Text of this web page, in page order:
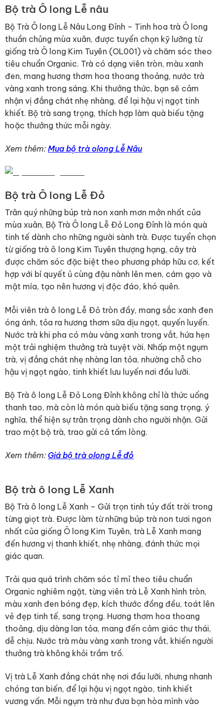
Bộ trà Ô long Lễ nâu
Bộ Trà Ô long Lễ Nâu Long Đỉnh – Tinh hoa trà Ô long
thuần chủng mùa xuân, được tuyển chọn kỹ lưỡng từ
giống trà Ô long Kim Tuyên (OL001) và chăm sóc theo
tiêu chuẩn Organic. Trà có dạng viên tròn, màu xanh
đen, mang hương thơm hoa thoang thoảng, nước trà
vàng xanh trong sáng. Khi thưởng thức, bạn sẽ cảm
nhận vị đắng chát nhẹ nhàng, để lại hậu vị ngọt tinh
khiết. Bộ trà sang trọng, thích hợp làm quà biếu tặng
hoặc thưởng thức mỗi ngày.
Xem thêm: Mua bộ trà olong Lễ Nâu
Bộ trà Ô long Lễ Đỏ
Trân quý những búp trà non xanh mơn mởn nhất của
mùa xuân, Bộ Trà Ô long Lễ Đỏ Long Đỉnh là món quà
tinh tế dành cho những người sành trà. Được tuyển chọn
từ giống trà ô long Kim Tuyên thượng hạng, cây trà
được chăm sóc đặc biệt theo phương pháp hữu cơ, kết
hợp với bí quyết ủ cùng đậu nành lên men, cám gạo và
mật mía, tạo nên hương vị độc đáo, khó quên.
Mỗi viên trà ô long Lễ Đỏ tròn đầy, mang sắc xanh đen
óng ánh, tỏa ra hương thơm sữa dịu ngọt, quyến luyến.
Nước trà khi pha có màu vàng xanh trong vắt, hứa hẹn
một trải nghiệm thưởng trà tuyệt vời. Nhấp một ngụm
trà, vị đắng chát nhẹ nhàng lan tỏa, nhường chỗ cho
hậu vị ngọt ngào, tinh khiết lưu luyến nơi đầu lưỡi.
Bộ Trà ô long Lễ Đỏ Long Đỉnh không chỉ là thức uống
thanh tao, mà còn là món quà biếu tặng sang trọng, ý
nghĩa, thể hiện sự trân trọng dành cho người nhận. Gửi
trao một bộ trà, trao gửi cả tấm lòng.
Xem thêm: Giá bộ trà olong Lễ đỏ
Bộ trà ô long Lễ Xanh
Bộ Trà ô long Lễ Xanh – Gửi trọn tinh túy đất trời trong
từng giọt trà. Được làm từ những búp trà non tươi ngon
nhất của giống Ô long Kim Tuyên, trà Lễ Xanh mang
đến hương vị thanh khiết, nhẹ nhàng, đánh thức mọi
giác quan.
Trải qua quá trình chăm sóc tỉ mỉ theo tiêu chuẩn
Organic nghiêm ngặt, từng viên trà Lễ Xanh hình tròn,
màu xanh đen bóng đẹp, kích thước đồng đều, toát lên
vẻ đẹp tinh tế, sang trọng. Hương thơm hoa thoang
thoảng, dịu dàng lan tỏa, mang đến cảm giác thư thái,
dễ chịu. Nước trà màu vàng xanh trong vắt, khiến người
thưởng trà không khỏi trầm trồ.
Vị trà Lễ Xanh đắng chát nhẹ nơi đầu lưỡi, nhưng nhanh
chóng tan biến, để lại hậu vị ngọt ngào, tinh khiết
vương vấn. Mỗi ngụm trà như đưa bạn hòa mình vào